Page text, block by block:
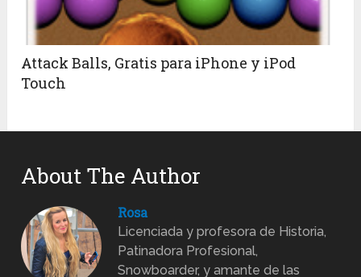
Attack Balls, Gratis para iPhone y iPod
Touch
About The Author
Rosa
Licenciada y profesora de Historia,
Patinadora Profesional,
Snowboarder, y amante de las